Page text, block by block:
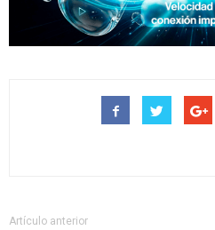
Artículo anterior